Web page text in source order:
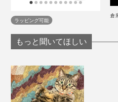
ません。獣医さんやトリマ
ね。
マッサージ用としては、『
んなタイプにも使えますが、
まった老犬・老猫や、繊細な
さんにご相談を」
スペアピンは、自分で取り付けられます
が爆上がり。“ヒャッハー”
したのです。リラックスから
がすごくて、これにもびっく
ったのかもしれません。
「えーーー！？ “ウットリ顔
が、元気になったので「◎」
ラッピング可能
倉
もっと聞いてほしい